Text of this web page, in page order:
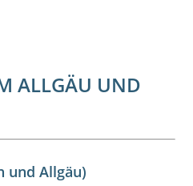
ALLGÄU UND
und Allgäu)